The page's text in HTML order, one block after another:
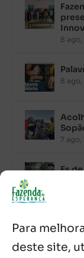
Para
deste site,
8
8
7 ago,
Es
7
7 ago,